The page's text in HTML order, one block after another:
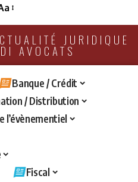
JURIDIQUE
AVOCATS
Banque / Crédit
/ Distribution
l’évènementiel
Fiscal